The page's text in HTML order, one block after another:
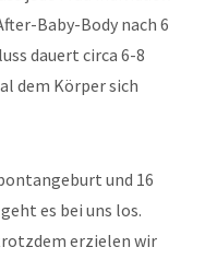
Baby-Body nach 6
dauert circa 6-8
dem Körper sich
und 16
es bei uns los.
erzielen wir